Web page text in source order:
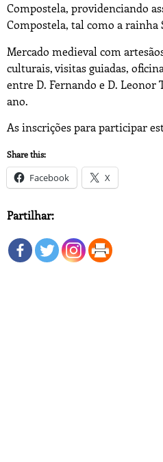
Compostela, providenciando
Compostela, tal como a rainha
Mercado medieval com
culturais, visitas guiadas,
entre D. Fernando e D. Leonor
ano.
As inscrições para participar
Share this:
Facebook X
Partilhar: